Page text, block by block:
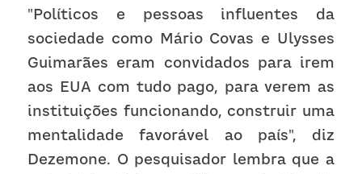
"Políticos e pessoas influentes da
sociedade como Mário Covas e Ulysses
Guimarães eram convidados para irem
aos EUA com tudo pago, para verem as
instituições funcionando, construir uma
mentalidade favorável ao país", diz
Dezemone. O pesquisador lembra que a